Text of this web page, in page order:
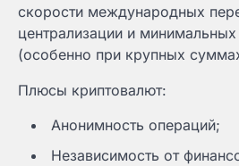
скорости международных
централизации и
(особенно при крупных
Плюсы криптовалют:
Анонимность операций;
Независимость от